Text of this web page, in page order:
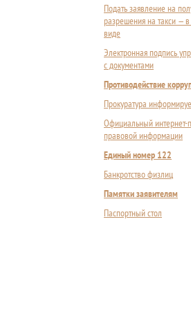
Подать заявление на
разрешения на такси —
виде
Электронная подпись
с документами
Противодействие
Прокуратура
Официальный интернет-
правовой информации
Единый номер 122
Банкротство физлиц
Памятки заявителям
Паспортный стол